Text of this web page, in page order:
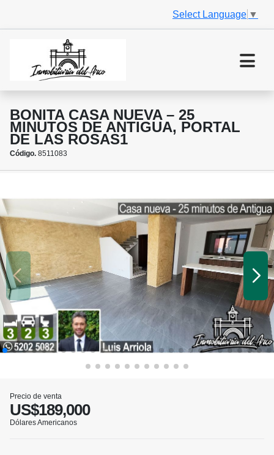
Select Language ▼
BONITA CASA NUEVA – 25
MINUTOS DE ANTIGUA, PORTAL
DE LAS ROSAS1
Código. 8511083
Precio de venta
US$189,000
Dólares Americanos